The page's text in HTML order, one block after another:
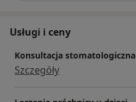
Usługi i ceny
Konsultacja stomatologiczna
Szczegóły